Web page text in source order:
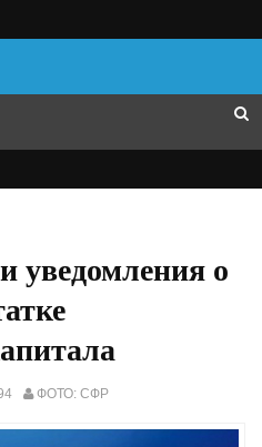
уведомления о
ФОТО: СФР